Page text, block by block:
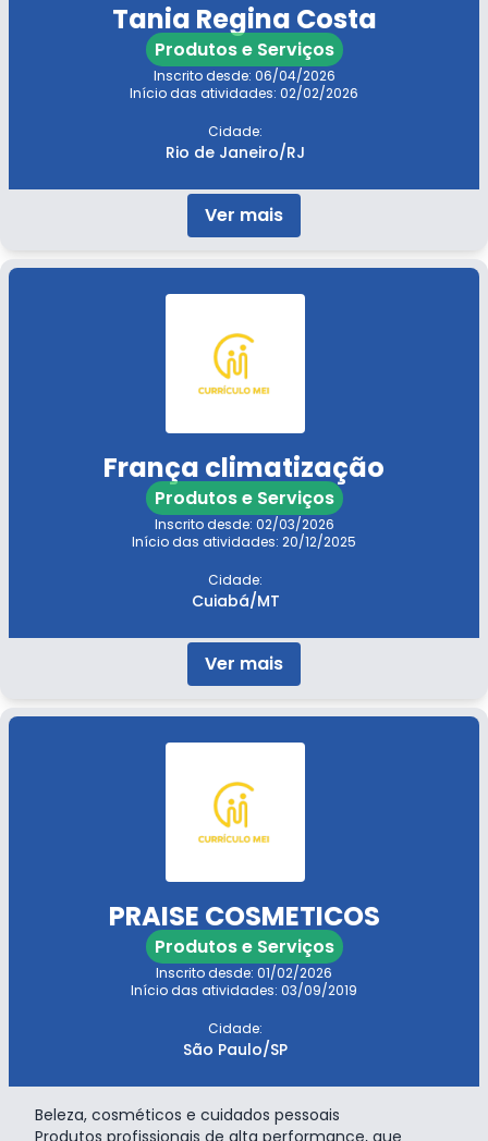
Tania Regina Costa
Produtos e Serviços
Inscrito desde: 06/04/2026
Início das atividades: 02/02/2026
Cidade:
Rio de Janeiro/RJ
Ver mais
França climatização
Produtos e Serviços
Inscrito desde: 02/03/2026
Início das atividades: 20/12/2025
Cidade:
Cuiabá/MT
Ver mais
PRAISE COSMETICOS
Produtos e Serviços
Inscrito desde: 01/02/2026
Início das atividades: 03/09/2019
Cidade:
São Paulo/SP
Beleza, cosméticos e cuidados pessoais
Produtos profissionais de alta performance, que